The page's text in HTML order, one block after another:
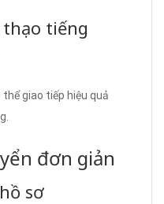
tiếng
giao tiếp hiệu quả
đơn giản
sơ